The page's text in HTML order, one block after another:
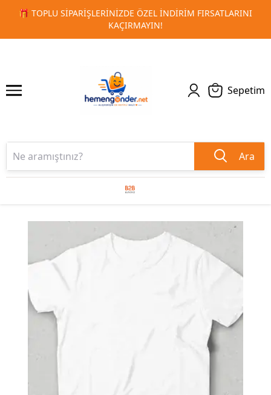
🚀 KURUMSAL PROMOSYON VE MATBAA
1 2
Sepetim
Ara